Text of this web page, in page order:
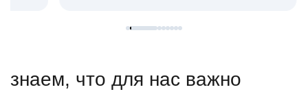
знаем, что для нас важно